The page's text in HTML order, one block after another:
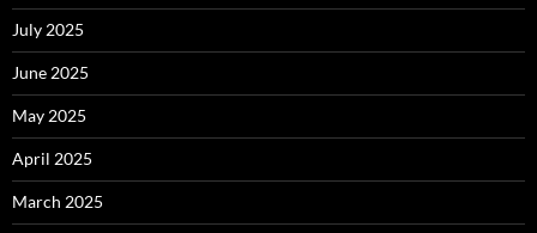
July 2025
June 2025
May 2025
April 2025
March 2025